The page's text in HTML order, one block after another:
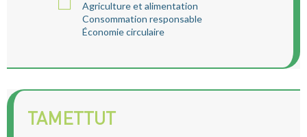
Agriculture et alimentation
Consommation responsable
Économie circulaire
TAMETTUT